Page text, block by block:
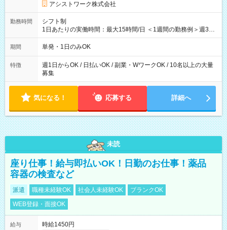
アシストワーク株式会社
勤務時間
シフト制
1日あたりの実働時間：最大15時間/日 ＜1週間の勤務例＞週3回
勤務 勤務：月・水・金 休み：火・木・土・日 好きな時にお仕事
可能です！ ※1日あたりの最大実働時間は日勤、夜勤共に勤務し
期間 単発・1日のみOK
特徴
週1日からOK / 日払いOK / 副業・WワークOK / 10名以上の大量
募集
気になる！ 応募する 詳細へ
未読
座り仕事！給与即払いOK！日勤のお仕事！薬品
容器の検査など
派遣 職種未経験OK 社会人未経験OK
ブランクOK
WEB登録・面接OK
給与
時給1450円